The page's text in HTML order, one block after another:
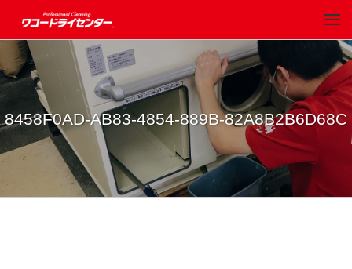
8458F0AD-AB83-4854-889B-82A8B2B6D68C